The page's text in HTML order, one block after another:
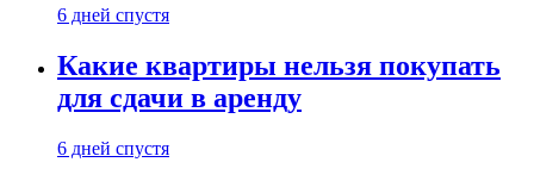
6 дней спустя
Какие квартиры нельзя покупать
для сдачи в аренду
6 дней спустя